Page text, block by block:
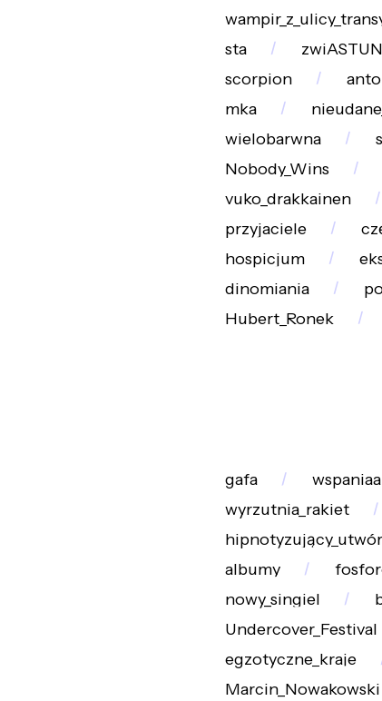
sta
zwiASTUN
scorpion
mka
wielobarwna
Nobody_Wins
vuko_drakkainen
przyjaciele
hospicjum
dinomiania
Hubert_Ronek
gafa wspaniaa
wyrzutnia_rakiet
hipnotyzujący_utwór
albumy
nowy_singiel
Undercover_Festival
egzotyczne_kraje
Marcin_Nowakowski